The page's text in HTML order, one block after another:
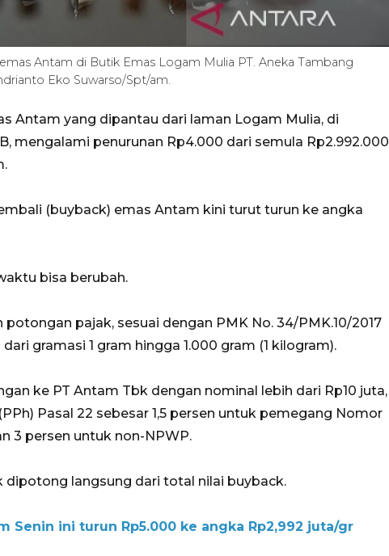
Antam di Butik Emas Logam Mulia PT. Aneka Tambang
Eko Suwarso/Spt/am.
Antam yang dipantau dari laman Logam Mulia, di
mengalami penurunan Rp4.000 dari semula Rp2.992.000
(buyback) emas Antam kini turut turun ke angka
bisa berubah.
pajak, sesuai dengan PMK No. 34/PMK.10/2017
gramasi 1 gram hingga 1.000 gram (1 kilogram).
ke PT Antam Tbk dengan nominal lebih dari Rp10 juta,
Pasal 22 sebesar 1,5 persen untuk pemegang Nomor
3 persen untuk non-NPWP.
dipotong langsung dari total nilai buyback.
Senin ini turun Rp5.000 ke angka Rp2,992 juta/gr